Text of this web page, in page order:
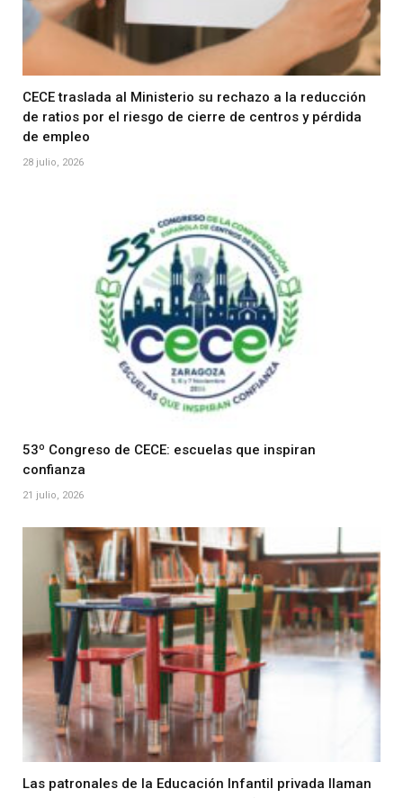
CECE traslada al Ministerio su rechazo a la reducción
de ratios por el riesgo de cierre de centros y pérdida
de empleo
28 julio, 2026
53º Congreso de CECE: escuelas que inspiran
confianza
21 julio, 2026
Las patronales de la Educación Infantil privada llaman